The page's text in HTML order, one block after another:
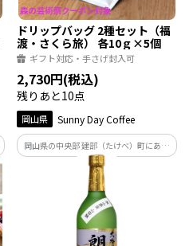
ドリップバッグ 2種セット（福
渡・さくら旅） 各10ｇ×5個
ギフト対応・手さげ封入可
2,730円(税込)
残りあと10点
岡山県 Sunny Day Coffee
岡山県の中央部 建部（たけべ）町にある
自家焙煎珈琲店 Sunny Day Coffeeのご当
地ブレンド2種類がセットになりました。
手軽なドリップバッグで、飲み比べも楽
しい深煎りと中煎りタイプのセットです。